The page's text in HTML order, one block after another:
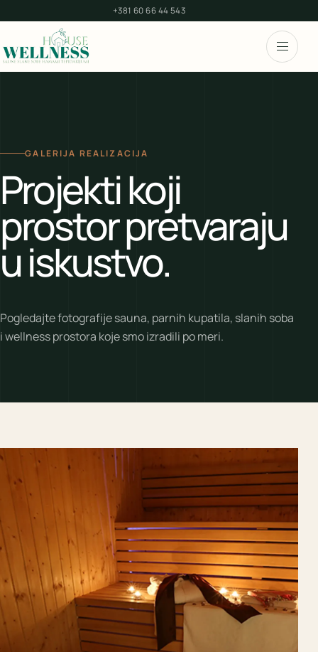
+381 60 66 44 543
GALERIJA REALIZACIJA
Projekti koji
prostor pretvaraju
u iskustvo.
Pogledajte fotografije sauna, parnih kupatila, slanih soba
i wellness prostora koje smo izradili po meri.